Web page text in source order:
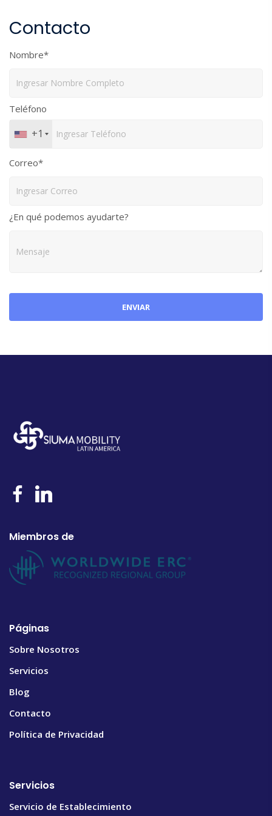
Contacto
Nombre*
Teléfono
+1
Correo*
¿En qué podemos ayudarte?
Miembros de
Páginas
Sobre Nosotros
Servicios
Blog
Contacto
Política de Privacidad
Servicios
Servicio de Establecimiento